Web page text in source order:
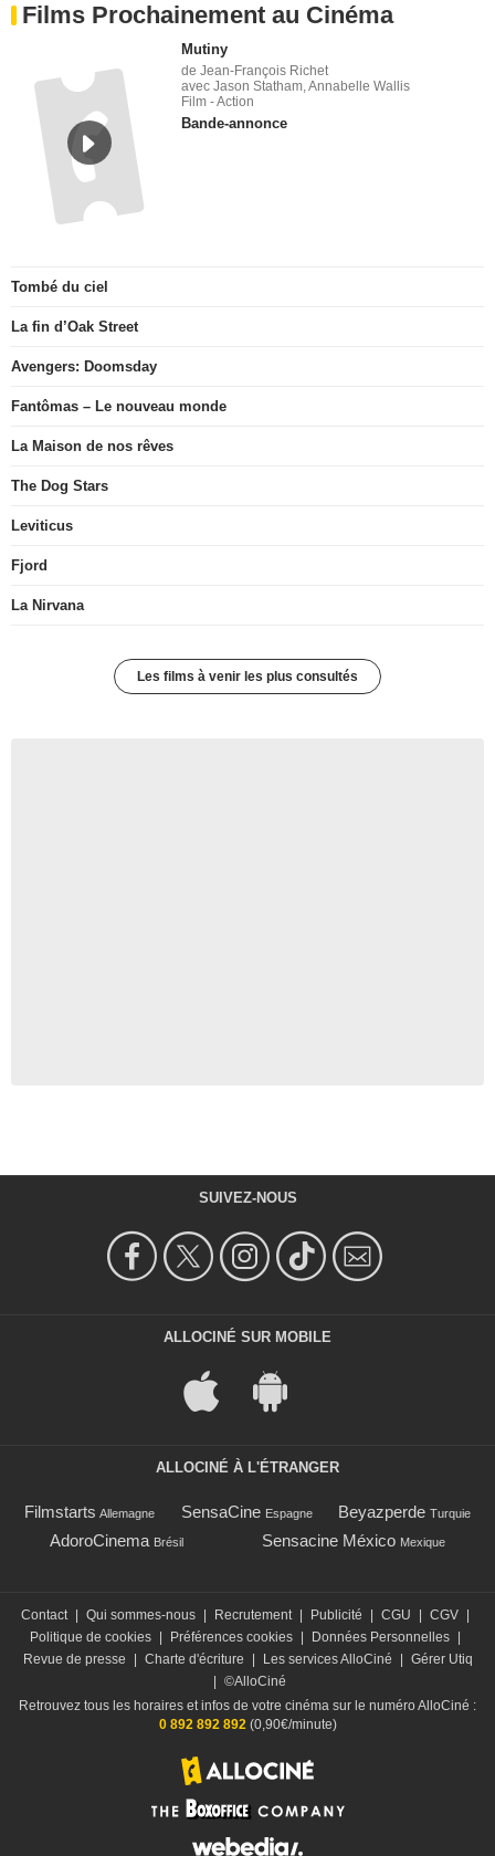
Films Prochainement au Cinéma
Mutiny
de Jean-François Richet
avec Jason Statham, Annabelle Wallis
Film - Action
Bande-annonce
Tombé du ciel
La fin d’Oak Street
Avengers: Doomsday
Fantômas – Le nouveau monde
La Maison de nos rêves
The Dog Stars
Leviticus
Fjord
La Nirvana
Les films à venir les plus consultés
SUIVEZ-NOUS
ALLOCINÉ SUR MOBILE
ALLOCINÉ À L'ÉTRANGER
Filmstarts Allemagne SensaCine Espagne Beyazperde Turquie
AdoroCinema Brésil Sensacine México Mexique
Contact | Qui sommes-nous | Recrutement | Publicité | CGU | CGV |
Politique de cookies | Préférences cookies | Données Personnelles |
Revue de presse
| Charte d'écriture | Les services AlloCiné | Gérer Utiq
| ©AlloCiné
Retrouvez tous les horaires et infos de votre cinéma sur le numéro AlloCiné :
0 892 892 892 (0,90€/minute)